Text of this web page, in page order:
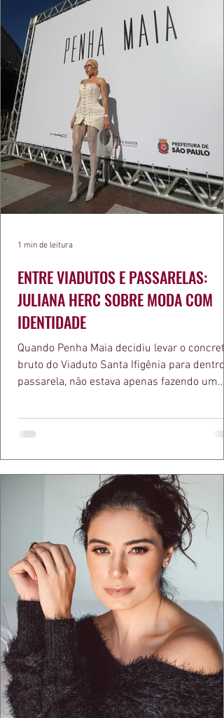
ENTRE VIADUTOS E PASSARELAS:
JULIANA HERC SOBRE MODA COM
IDENTIDADE
Quando Penha Maia decidiu levar o concreto
bruto do Viaduto Santa Ifigênia para dentro
passarela, não estava apenas fazendo um
a apresentadora e influenciadora Juliana
defende há tempos, o de que moda
estruturas geométricas, volumes
aquele concreto aparente típico da
arquitetura paulistana em peças de vestir,
1 min de leitura